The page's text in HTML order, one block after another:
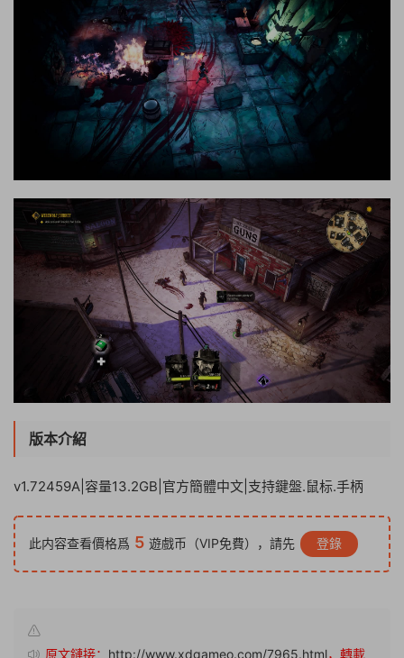
版本介紹
v1.72459A|容量13.2GB|官方簡體中文|支持鍵盤.鼠标.手柄
此内容查看價格爲 5 遊戲币（VIP免費），請先 登錄
原文鏈接： http://www.xdgameo.com/7965.html，轉載